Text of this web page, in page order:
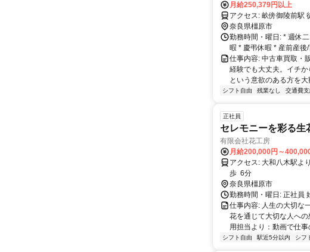
月給250,379円以上
奈良県橿原市
勤務時間・曜日: * 週休
暇 * 慶弔休暇 * 産前産後
仕事内容: 中古車買取・
経験でも大丈夫。イチか
という意欲のある方を
シフト自由 残業なし 交通費
正社員
セレモニーを彩る生
有限会社花工房
月給200,000円～
アクセス: 大和八木駅より徒歩 8分 大和八木西口駅より徒歩 3分 JR畝傍駅よら徒
歩 6分
奈良県橿原市
勤務時間・曜日: 正社員
仕事内容: 人生の大切な
花を通じて大切な人へ
用担当より：動画で仕
シフト自由 駅近5分以内 シフ